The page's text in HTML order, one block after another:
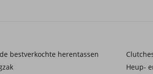
om te retourneren en je eerste
voor in de stad tot reisklare
bestverkochte herentassen
Heup-